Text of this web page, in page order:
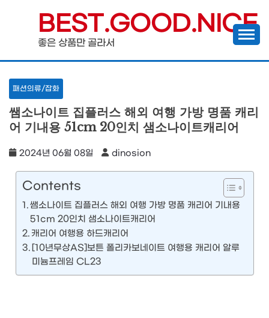
content
BEST.GOOD.NICE
좋은 상품만 골라서
패션의류/잡화
쌤소나이트 집플러스 해외 여행 가방 명품 캐리
어 기내용 51cm 20인치 샘소나이트캐리어
2024년 06월 08일 dinosion
Contents
쌤소나이트 집플러스 해외 여행 가방 명품 캐리어 기내용
51cm 20인치 샘소나이트캐리어
캐리어 여행용 하드캐리어
[10년무상AS]보튼 폴리카보네이트 여행용 캐리어 알루
미늄프레임 CL23